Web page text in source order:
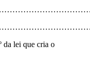
da lei que cria o